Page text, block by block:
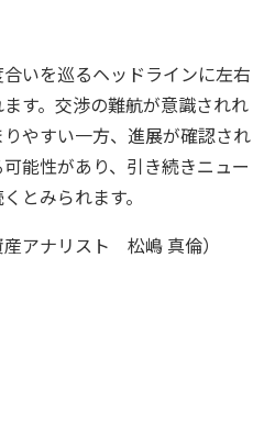
いを巡るヘッドラインに左右
す。交渉の難航が意識されれ
やすい一方、進展が確認され
能性があり、引き続きニュー
とみられます。
アナリスト 松嶋 真倫）